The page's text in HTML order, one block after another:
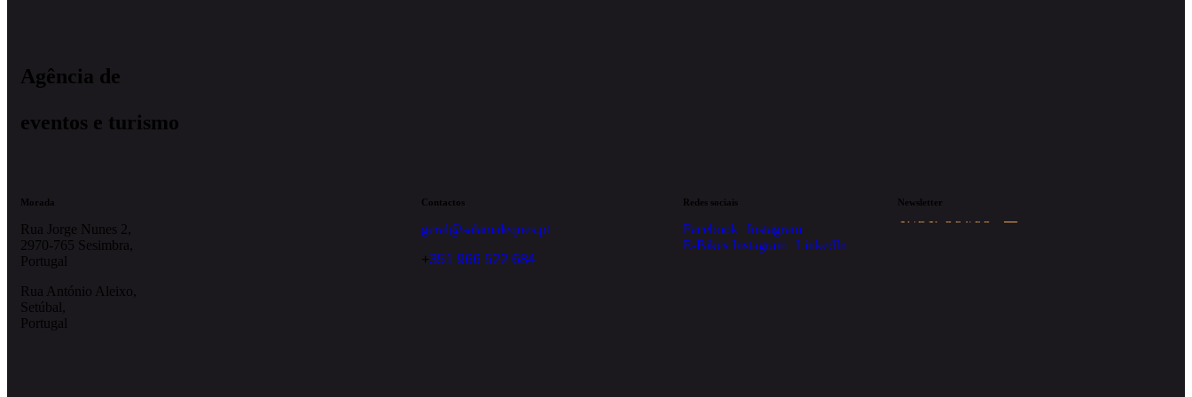
Agência de
eventos e turismo
Morada
Rua Jorge Nunes 2,
2970-765 Sesimbra,
Portugal
Rua António Aleixo,
Setúbal,
Portugal
Contactos
geral@salamaleques.pt
+351 966 522 684
Redes sociais
Facebook Instagram
E-Bikes Instagram LinkedIn
Newsletter
SUBSCREVER